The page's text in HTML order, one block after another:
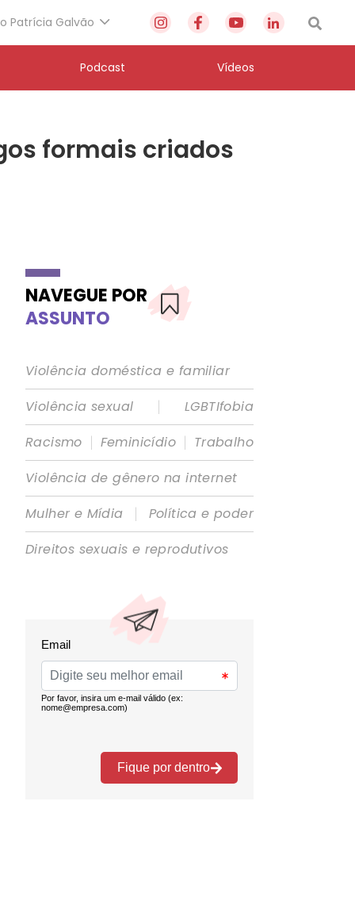
Patrícia Galvão
Podcast Vídeos
formais criados
NAVEGUE POR
ASSUNTO
Violência doméstica e familiar
Violência sexual
|
LGBTIfobia
Racismo | Feminicídio | Trabalho
Violência de gênero na internet
Mulher e Mídia
|
Política e poder
Direitos sexuais e reprodutivos